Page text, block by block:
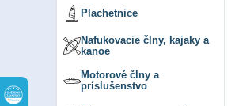
Plachetnice
Nafukovacie člny, kajaky a
kanoe
Motorové člny a
príslušenstvo